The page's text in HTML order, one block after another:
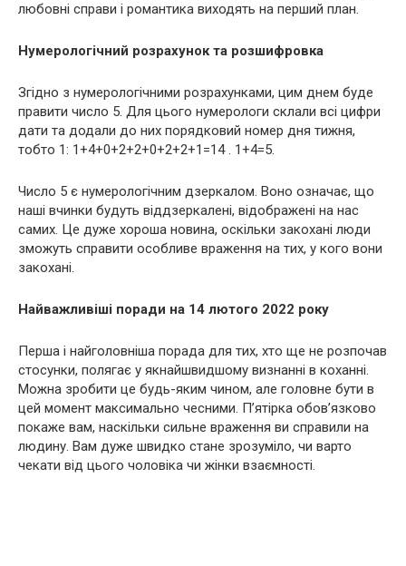
любовні справи і романтика виходять на перший план.
Нумерологічний розрахунок та розшифровка
Згідно з нумерологічними розрахунками, цим днем ​​буде
правити число 5. Для цього нумерологи склали всі цифри
дати та додали до них порядковий номер дня тижня,
тобто 1: 1+4+0+2+2+0+2+2+1=14 . 1+4=5.
Число 5 є нумерологічним дзеркалом. Воно означає, що
наші вчинки будуть віддзеркалені, відображені на нас
самих. Це дуже хороша новина, оскільки закохані люди
зможуть справити особливе враження на тих, у кого вони
закохані.
Найважливіші поради на 14 лютого 2022 року
Перша і найголовніша порада для тих, хто ще не розпочав
стосунки, полягає у якнайшвидшому визнанні в коханні.
Можна зробити це будь-яким чином, але головне бути в
цей момент максимально чесними. П’ятірка обов’язково
покаже вам, наскільки сильне враження ви справили на
людину. Вам дуже швидко стане зрозуміло, чи варто
чекати від цього чоловіка чи жінки взаємності.